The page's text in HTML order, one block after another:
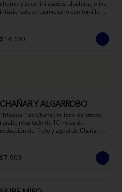
cherrys y zucchini asados, albahaca, oliva
infusionado en parmesano con tomillo y
$14.100
CHAÑAR Y ALGARROBO
"Mousse” de Chañar, relleno de arrope
(jarabe resultado de 10 horas de
reducción del fruto y agua) de Chañar
amargo y cúrcuma, sobre una tierra de
harina de Algarrobo y nueces.
$7.900